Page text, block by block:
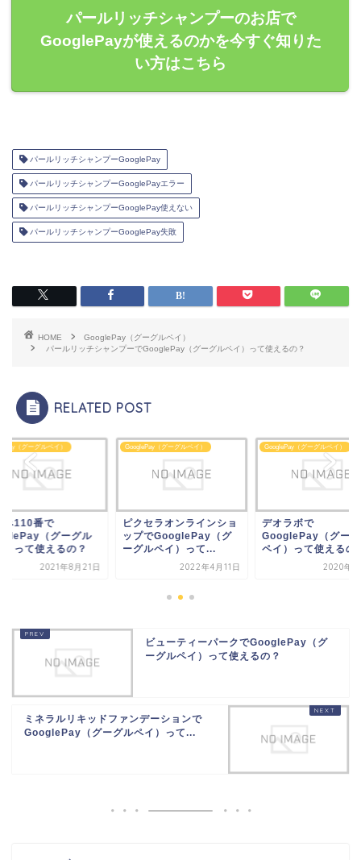
パールリッチシャンプーのお店で
GooglePayが使えるのかを今すぐ知りた
い方はこちら
パールリッチシャンプーGooglePay
パールリッチシャンプーGooglePayエラー
パールリッチシャンプーGooglePay使えない
パールリッチシャンプーGooglePay失敗
HOME
GooglePay（グーグルペイ）
パールリッチシャンプーでGooglePay（グーグルペイ）って使えるの？
RELATED POST
（グーグルペイ）
セラオンラインショ
でGooglePay（グ
ルペイ）って...
2022年4月11日
GooglePay（グーグルペイ）
デオラボで
GooglePay（グーグル
ペイ）って使えるの？
2020年8月6日
GooglePay（グーグルペイ）
ねずみ110番で
GooglePay（グー
ペイ）って使えるの
2021年8
ビューティーパークでGooglePay（グ
ーグルペイ）って使えるの？
ミネラルリキッドファンデーションで
GooglePay（グーグルペイ）って...